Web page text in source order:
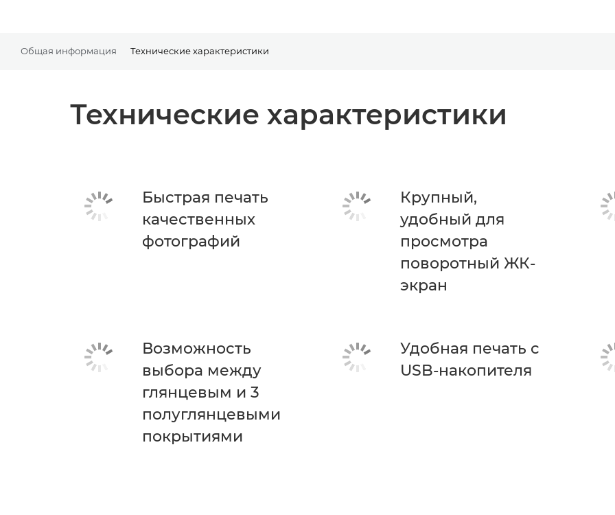
Общая информация Технические характеристики
Технические характеристики
Быстрая печать
качественных
фотографий
Крупный,
удобный для
просмотра
поворотный ЖК-
экран
Возможность
выбора между
глянцевым и 3
полуглянцевыми
покрытиями
Удобная печать с
USB-накопителя